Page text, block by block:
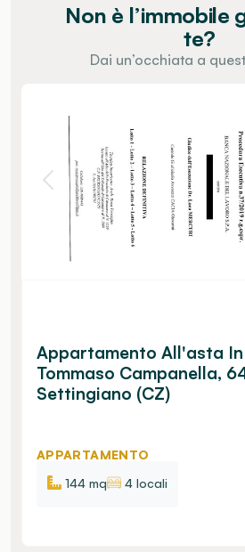
Non è l’immobile
te?
Dai un’occhiata a
Appartamento All'asta
Tommaso Campanella,
Settingiano (CZ)
APPARTAMENTO
144 mq
4 locali